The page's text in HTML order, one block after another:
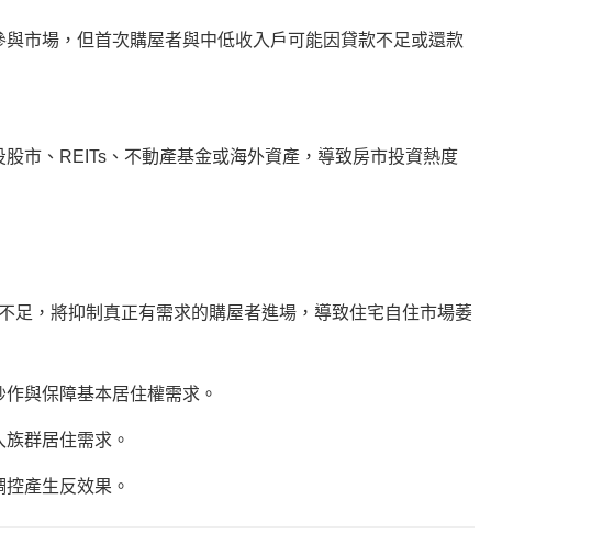
市場，但首次購屋者與中低收入戶可能因貸款不足或還款
市、REITs、不動產基金或海外資產，導致房市投資熱度
足，將抑制真正有需求的購屋者進場，導致住宅自住市場萎
與保障基本居住權需求。
群居住需求。
產生反效果。